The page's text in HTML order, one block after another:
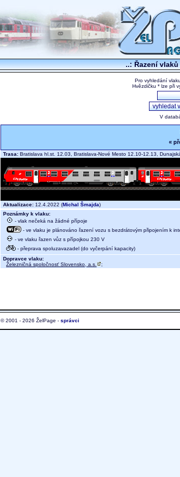
..: Řazení vlaků
Pro vyhledání
Hvězdičku * lze při
V
«
Trasa: Bratislava hl.st. 12.03, Bratislava-Nové Mesto 12.10-12.13,
Aktualizace: 12.4.2022 (Michal Šmajda)
Poznámky k vlaku:
- vlak nečeká na žádné přípoje
- ve vlaku je plánováno řazení vozu s bezdrátovým připojením k
- ve vlaku řazen vůz s přípojkou 230 V
- přeprava spoluzavazadel (do vyčerpání kapacity)
Dopravce vlaku:
Železničná spoločnosť Slovensko, a.s.
;
© 2001 - 2026 ŽelPage - správci